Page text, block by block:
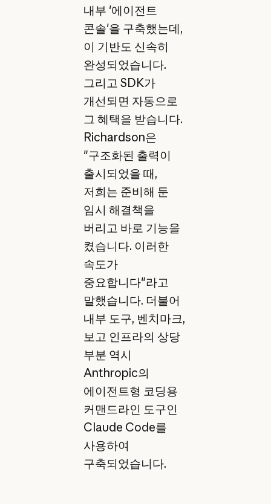
내부 '에이전트
콘솔'을 구축했는데,
이 기반도 신속히
완성되었습니다.
그리고 SDK가
개선되면 자동으로
그 혜택을 받습니다.
Richardson은
"구조화된 출력이
출시되었을 때,
저희는 준비해 둔
임시 해결책을
버리고 바로 기능을
켰습니다. 이러한
속도가
중요합니다"라고
말했습니다. 더불어
내부 도구, 벤치마크,
보고 인프라의 상당
부분 역시
Anthropic의
에이전트형 코딩용
커맨드라인 도구인
Claude Code를
사용하여
구축되었습니다.